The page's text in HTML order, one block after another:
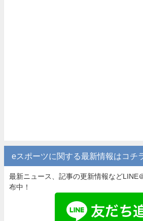
eスポーツに関する最新情報はコチ
最新ニュース、記事の更新情報などLINE
布中！